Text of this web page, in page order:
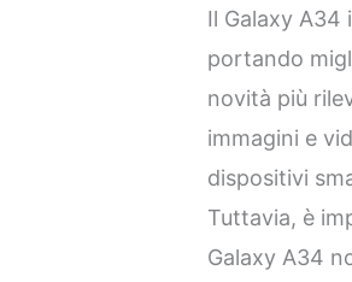
Il Galaxy A34
portando
novità più
immagini e
dispositivi
Tuttavia, è
Galaxy A34